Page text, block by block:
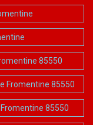
85550
Fromentine 85550
85550